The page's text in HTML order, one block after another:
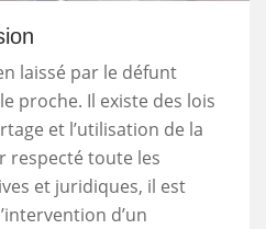
laissé par le défunt
proche. Il existe des lois
et l’utilisation de la
respecté toute les
et juridiques, il est
d’un